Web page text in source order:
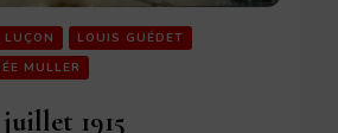
LOUIS GUÉDET
MULLER
1915